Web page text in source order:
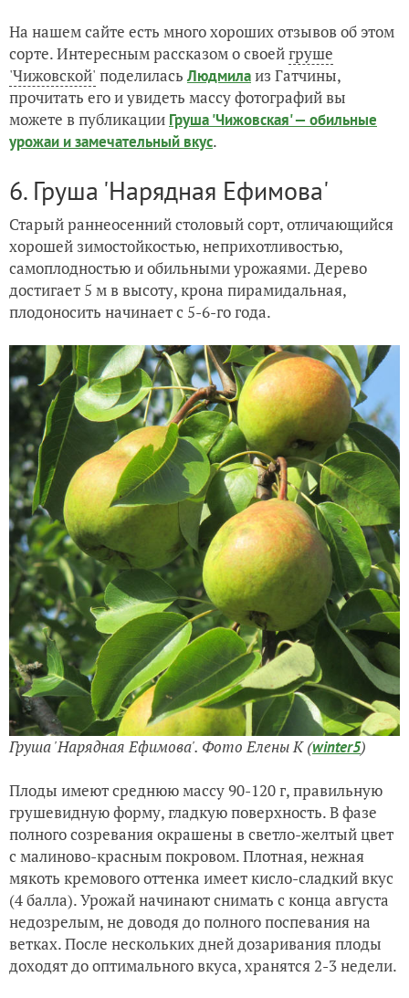
На нашем сайте есть много хороших отзывов об этом
сорте. Интересным рассказом о своейгруше
'Чижовской' поделиласьЛюдмилаиз Гатчины,
прочитать его и увидеть массу фотографий вы
можете в публикации Груша 'Чижовская' — обильные
урожаи и замечательный вкус.
6. Груша 'Нарядная Ефимова'
Старый раннеосенний столовый сорт, отличающийся
хорошей зимостойкостью, неприхотливостью,
самоплодностью и обильными урожаями. Дерево
достигает 5 м в высоту, крона пирамидальная,
плодоносить начинает с 5-6-го года.
Груша 'Нарядная Ефимова'. Фото Елены К (winter5)
Плоды имеют среднюю массу 90-120 г, правильную
грушевидную форму, гладкую поверхность. В фазе
полного созревания окрашены в светло-желтый цвет
с малиново-красным покровом. Плотная, нежная
мякоть кремового оттенка имеет кисло-сладкий вкус
(4 балла). Урожай начинают снимать с конца августа
недозрелым, не доводя до полного поспевания на
ветках. После нескольких дней дозаривания плоды
доходят до оптимального вкуса, хранятся 2-3 недели.